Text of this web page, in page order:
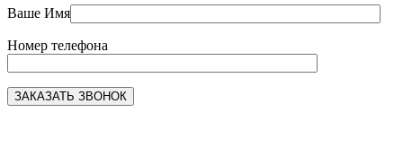
Ваше Имя
Номер телефона